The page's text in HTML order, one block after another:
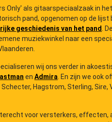
Only' als gitaarspeciaalzaak in
pand, opgenomen op de lijst
geschiedenis van het pand.
muziekwinkel naar een
wij ons verder in
en Admira. En zijn we ook
Hagstrom, Sterling, Sire,
terecht voor versterkers, effecten,